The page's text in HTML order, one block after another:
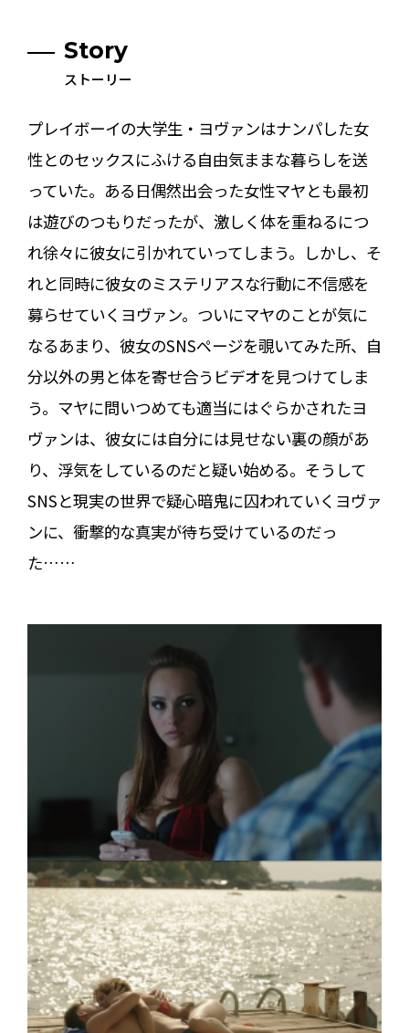
Story
ストーリー
プレイボーイの大学生・ヨヴァンはナンパした女
性とのセックスにふける自由気ままな暮らしを送
っていた。ある日偶然出会った女性マヤとも最初
は遊びのつもりだったが、激しく体を重ねるにつ
れ徐々に彼女に引かれていってしまう。しかし、そ
れと同時に彼女のミステリアスな行動に不信感を
募らせていくヨヴァン。ついにマヤのことが気に
なるあまり、彼女のSNSページを覗いてみた所、自
分以外の男と体を寄せ合うビデオを見つけてしま
う。マヤに問いつめても適当にはぐらかされたヨ
ヴァンは、彼女には自分には見せない裏の顔があ
り、浮気をしているのだと疑い始める。そうして
SNSと現実の世界で疑心暗鬼に囚われていくヨヴァ
ンに、衝撃的な真実が待ち受けているのだっ
た……